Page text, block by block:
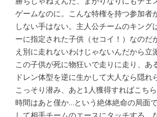
ゲームなのに。こんな特権を持つ参加者
しない手はない。主人公チームのキング
ーに指定された子供（セコイ！）なのだ
え別に走れないわけじゃないんだから立
この子供が死に物狂いで走りに走り、あ
ドレン体型を逆に生かして大人なら隠れ
こっそり潜み、あと1人獲得すればこち
時間はあと僅か…という絶体絶命の局面